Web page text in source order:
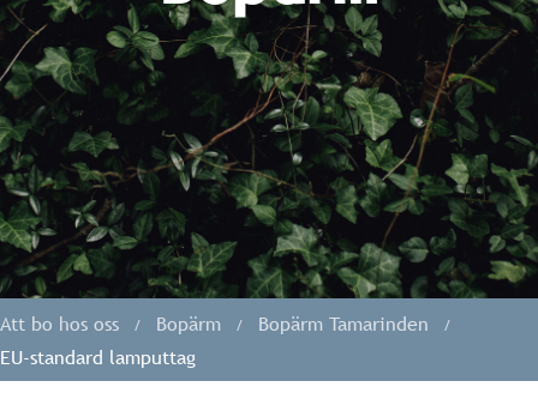
Tornet
Att bo hos oss Bopärm
Bopärm Tamarinden
EU-standard lamputtag